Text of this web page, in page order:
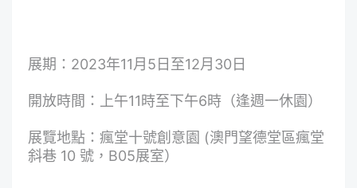
展期：2023年11月5日至12月30日
開放時間：上午11時至下午6時（逢週一休園）
展覽地點：瘋堂十號創意園 (澳門望德堂區瘋堂
斜巷 10 號，B05展室）